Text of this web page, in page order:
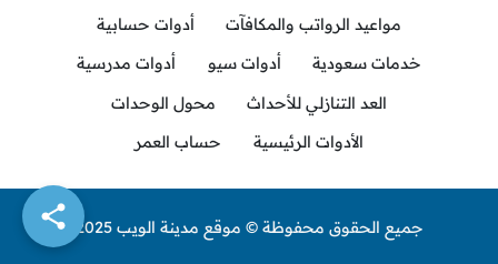
مواعيد الرواتب والمكافآت
أدوات حسابية
خدمات سعودية
أدوات سيو
أدوات مدرسية
العد التنازلي للأحداث
محول الوحدات
الأدوات الرئيسية
حساب العمر
جميع الحقوق محفوظة © موقع مدينة الويب 2025